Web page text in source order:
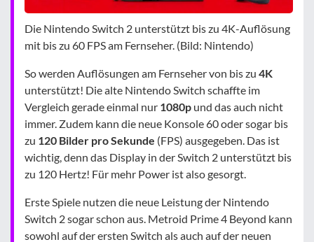
Die Nintendo Switch 2 unterstützt bis zu 4K-Auflösung
mit bis zu 60 FPS am Fernseher. (Bild: Nintendo)
So werden Auflösungen am Fernseher von bis zu 4K
unterstützt! Die alte Nintendo Switch schaffte im
Vergleich gerade einmal nur 1080p und das auch nicht
immer. Zudem kann die neue Konsole 60 oder sogar bis
zu 120 Bilder pro Sekunde (FPS) ausgegeben. Das ist
wichtig, denn das Display in der Switch 2 unterstützt bis
zu 120 Hertz! Für mehr Power ist also gesorgt.
Erste Spiele nutzen die neue Leistung der Nintendo
Switch 2 sogar schon aus. Metroid Prime 4 Beyond kann
sowohl auf der ersten Switch als auch auf der neuen